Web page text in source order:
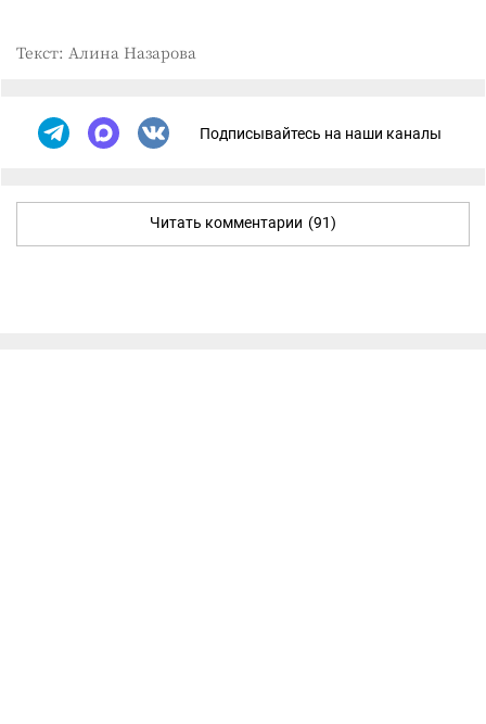
Текст: Алина Назарова
Подписывайтесь на наши каналы
Читать комментарии (91)